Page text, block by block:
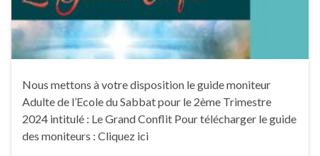
Nous mettons à votre disposition le guide moniteur
Adulte de l’Ecole du Sabbat pour le 2ème Trimestre
2024 intitulé : Le Grand Conflit Pour télécharger le guide
des moniteurs : Cliquez ici